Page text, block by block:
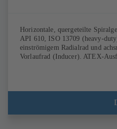
Horizontale, quergeteilte
API 610, ISO 13709 (heavy-
einströmigem Radialrad und
Vorlaufrad (Inducer). ATEX-